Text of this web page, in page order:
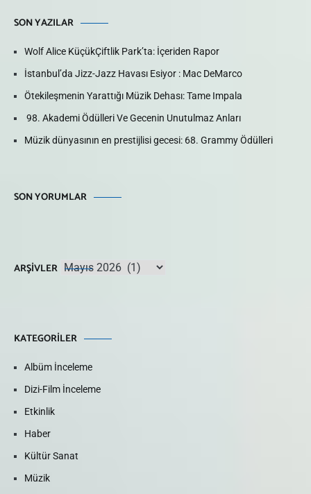
SON YAZILAR
Wolf Alice KüçükÇiftlik Park’ta: İçeriden Rapor
İstanbul’da Jizz-Jazz Havası Esiyor : Mac DeMarco
Ötekileşmenin Yarattığı Müzik Dehası: Tame Impala
98. Akademi Ödülleri Ve Gecenin Unutulmaz Anları
Müzik dünyasının en prestijlisi gecesi: 68. Grammy Ödülleri
SON YORUMLAR
ARŞIVLER Arşivler
KATEGORILER
Albüm İnceleme
Dizi-Film İnceleme
Etkinlik
Haber
Kültür Sanat
Müzik